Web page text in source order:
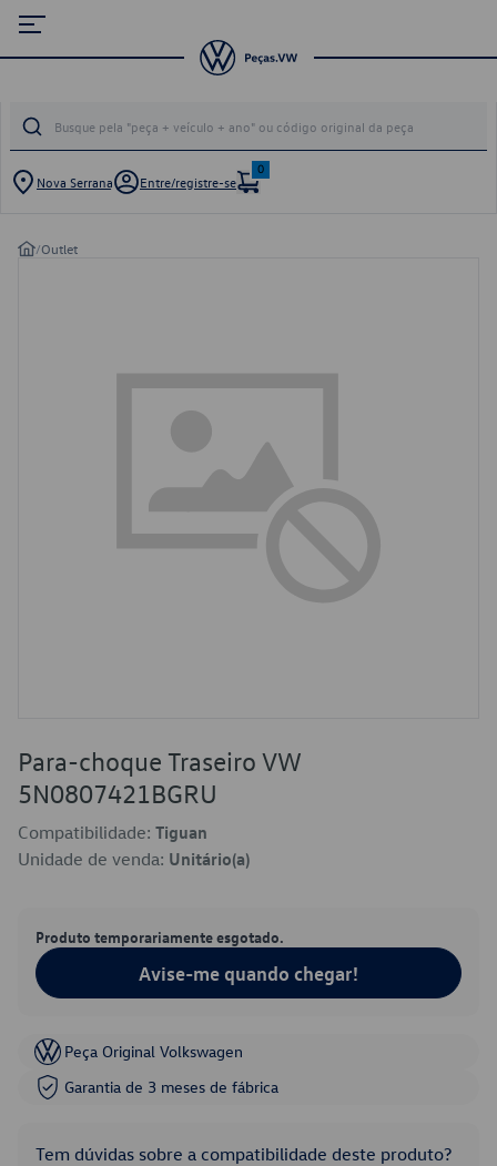
Nova Serrana Entre/registre-se
0
/Outlet
Para-choque Traseiro VW
5N0807421BGRU
Compatibilidade: Tiguan
Unidade de venda: Unitário(a)
Produto temporariamente esgotado.
Avise-me quando chegar!
Peça Original Volkswagen
Garantia de 3 meses de fábrica
Tem dúvidas sobre a compatibilidade deste produto?